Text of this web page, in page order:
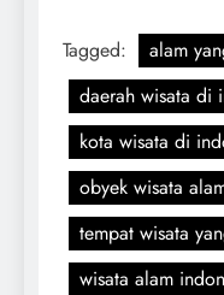
Tagged:
alam
daerah wisata di
kota wisata di
obyek wisata
tempat wisata
wisata alam